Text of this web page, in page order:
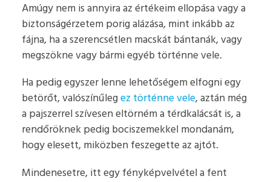
Amúgy nem is annyira az értékeim ellopása vagy a
biztonságérzetem porig alázása, mint inkább az
fájna, ha a szerencsétlen macskát bántanák, vagy
megszökne vagy bármi egyéb történne vele.
Ha pedig egyszer lenne lehetőségem elfogni egy
betörőt, valószínűlegez történne vele, aztán még
a pajszerrel szívesen eltörném a térdkalácsát is, a
rendőröknek pedig bociszemekkel mondanám,
hogy elesett, miközben feszegette az ajtót.
Mindenesetre, itt egy fényképvelvétel a fent